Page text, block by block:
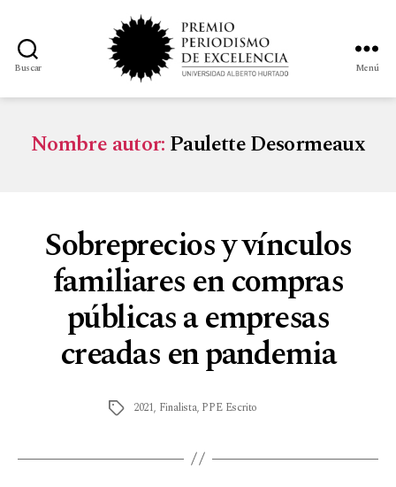
Buscar Menú
Nombre autor:Paulette Desormeaux
Sobreprecios y vínculos
familiares en compras
públicas a empresas
creadas en pandemia
2021, Finalista, PPE Escrito